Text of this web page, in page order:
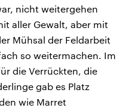
nicht weitergehen
aller Gewalt, aber mit
Mühsal der Feldarbeit
so weitermachen. Im
die Verrückten, die
gab es Platz
wie Marret